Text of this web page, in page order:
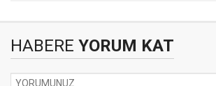
HABERE YORUM KAT